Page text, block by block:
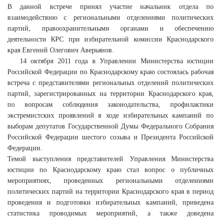
В данной встрече принял участие начальник отдела по
взаимодействию с региональными отделениями политических
партий, правоохранительными органами и обеспечению
деятельности КРС при избирательной комиссии Краснодарского
края Евгений Олегович Аверьянов.
14 октября 2011 года в Управлении Министерства юстиции
Российской Федерации по Краснодарскому краю состоялась рабочая
встреча с представителями региональных отделений политических
партий, зарегистрированных на территории Краснодарского края,
по вопросам соблюдения законодательства, профилактики
экстремистских проявлений в ходе избирательных кампаний по
выборам депутатов Государственной Думы Федерального Собрания
Российской Федерации шестого созыва и Президента Российской
Федерации.
Темой выступления представителей Управления Министерства
юстиции по Краснодарскому краю стал вопрос о публичных
мероприятиях, проведенных региональными отделениями
политических партий на территории Краснодарского края в период
проведения и подготовки избирательных кампаний, приведена
статистика проводимых мероприятий, а также доведена